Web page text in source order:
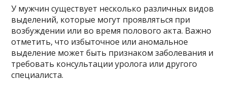
У мужчин существует несколько различных видов
выделений, которые могут проявляться при
возбуждении или во время полового акта. Важно
отметить, что избыточное или аномальное
выделение может быть признаком заболевания и
требовать консультации уролога или другого
специалиста.